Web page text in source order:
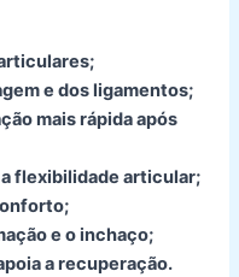
e dos ligamentos;
mais rápida após
flexibilidade articular;
e o inchaço;
a recuperação.